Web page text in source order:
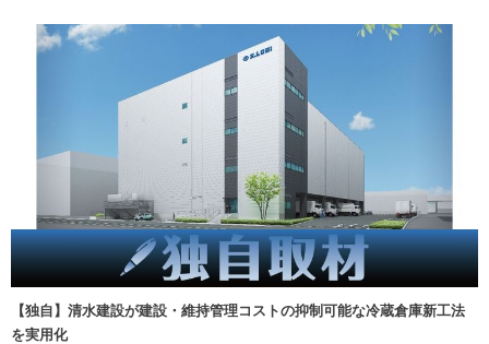
【独自】清水建設が建設・維持管理コストの抑制可能な冷蔵倉庫新工法
を実用化